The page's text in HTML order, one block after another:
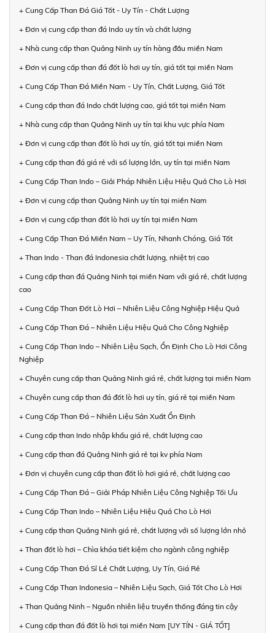
+ Cung Cấp Than Đá Giá Tốt - Uy Tín - Chất Lượng
+ Đơn vị cung cấp than đá Indo uy tín và chất lượng
+ Nhà cung cấp than Quảng Ninh uy tín hàng đầu miền Nam
+ Đơn vị cung cấp than đá đốt lò hơi uy tín, giá tốt tại miền Nam
+ Cung Cấp Than Đá Miền Nam - Uy Tín, Chất Lượng, Giá Tốt
+ Cung cấp than đá Indo chất lượng cao, giá tốt tại miền Nam
+ Nhà cung cấp than Quảng Ninh uy tín tại khu vực phía Nam
+ Đơn vị cung cấp than đốt lò hơi uy tín, giá tốt tại miền Nam
+ Cung cấp than đá giá rẻ với số lượng lớn, uy tín tại miền Nam
+ Cung Cấp Than Indo – Giải Pháp Nhiên Liệu Hiệu Quả Cho Lò Hơi
+ Đơn vị cung cấp than Quảng Ninh uy tín tại miền Nam
+ Đơn vị cung cấp than đốt lò hơi uy tín tại miền Nam
+ Cung Cấp Than Đá Miền Nam – Uy Tín, Nhanh Chóng, Giá Tốt
+ Than Indo - Than đá Indonesia chất lượng, nhiệt trị cao
+ Cung cấp than đá Quảng Ninh tại miền Nam với giá rẻ, chất lượng
cao
+ Cung Cấp Than Đốt Lò Hơi – Nhiên Liệu Công Nghiệp Hiệu Quả
+ Cung Cấp Than Đá – Nhiên Liệu Hiệu Quả Cho Công Nghiệp
+ Cung Cấp Than Indo – Nhiên Liệu Sạch, Ổn Định Cho Lò Hơi Công
Nghiệp
+ Chuyên cung cấp than Quảng Ninh giá rẻ, chất lượng tại miền Nam
+ Chuyên cung cấp than đá đốt lò hơi uy tín, giá rẻ tại miền Nam
+ Cung Cấp Than Đá – Nhiên Liệu Sản Xuất Ổn Định
+ Cung cấp than Indo nhập khẩu giá rẻ, chất lượng cao
+ Cung cấp than đá Quảng Ninh giá rẻ tại kv phía Nam
+ Đơn vị chuyên cung cấp than đốt lò hơi giá rẻ, chất lượng cao
+ Cung Cấp Than Đá – Giải Pháp Nhiên Liệu Công Nghiệp Tối Ưu
+ Cung Cấp Than Indo – Nhiên Liệu Hiệu Quả Cho Lò Hơi
+ Cung cấp than Quảng Ninh giá rẻ, chất lượng với số lượng lớn nhỏ
+ Than đốt lò hơi – Chìa khóa tiết kiệm cho ngành công nghiệp
+ Cung Cấp Than Đá Sỉ Lẻ Chất Lượng, Uy Tín, Giá Rẻ
+ Cung Cấp Than Indonesia – Nhiên Liệu Sạch, Giá Tốt Cho Lò Hơi
+ Than Quảng Ninh – Nguồn nhiên liệu truyền thống đáng tin cậy
+ Cung cấp than đá đốt lò hơi tại miền Nam [UY TÍN - GIÁ TỐT]